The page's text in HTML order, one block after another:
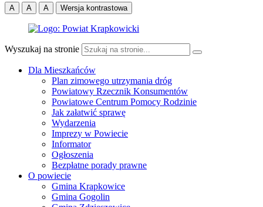
A A A Wersja kontrastowa
Wyszukaj na stronie
Dla Mieszkańców
Plan zimowego utrzymania dróg
Powiatowy Rzecznik Konsumentów
Powiatowe Centrum Pomocy Rodzinie
Jak załatwić sprawę
Wydarzenia
Imprezy w Powiecie
Informator
Ogłoszenia
Bezpłatne porady prawne
O powiecie
Gmina Krapkowice
Gmina Gogolin